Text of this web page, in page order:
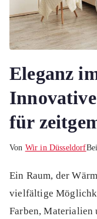
Eleganz
für
Von Wir in Düsseldorf
Ein Raum, der
vielfältige
Farben, Materialien